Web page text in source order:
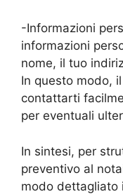
-Informazioni
informazioni
nome, il tuo
In questo modo,
contattarti
per eventuali
In sintesi, per
preventivo al
modo dettagliato